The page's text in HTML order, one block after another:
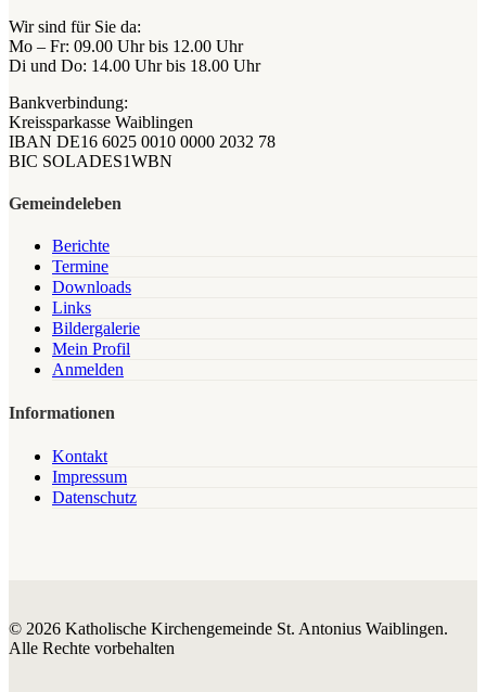
Wir sind für Sie da:
Mo – Fr: 09.00 Uhr bis 12.00 Uhr
Di und Do: 14.00 Uhr bis 18.00 Uhr
Bankverbindung:
Kreissparkasse Waiblingen
IBAN DE16 6025 0010 0000 2032 78
BIC SOLADES1WBN
Gemeindeleben
Berichte
Termine
Downloads
Links
Bildergalerie
Mein Profil
Anmelden
Informationen
Kontakt
Impressum
Datenschutz
© 2026 Katholische Kirchengemeinde St. Antonius Waiblingen.
Alle Rechte vorbehalten